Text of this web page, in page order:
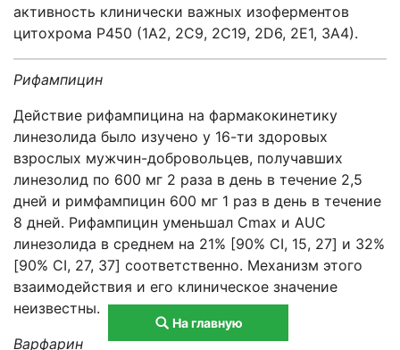
активность клинически важных изоферментов
цитохрома Р450 (1А2, 2С9, 2С19, 2D6, 2Е1, 3А4).
Рифампицин
Действие рифампицина на фармакокинетику
линезолида было изучено у 16-ти здоровых
взрослых мужчин-добровольцев, получавших
линезолид по 600 мг 2 раза в день в течение 2,5
дней и римфампицин 600 мг 1 раз в день в течение
8 дней. Рифампицин уменьшал Cmax и AUC
линезолида в среднем на 21% [90% CI, 15, 27] и 32%
[90% CI, 27, 37] соответственно. Механизм этого
взаимодействия и его клиническое значение
неизвестны.
Варфарин
На главную